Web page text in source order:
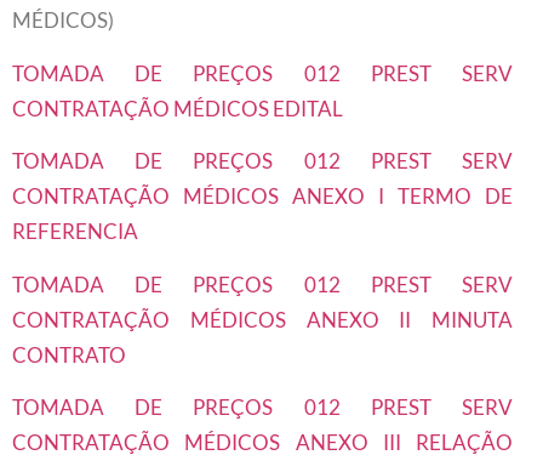
MÉDICOS)
TOMADA DE PREÇOS 012 PREST SERV
CONTRATAÇÃO MÉDICOS EDITAL
TOMADA DE PREÇOS 012 PREST SERV
CONTRATAÇÃO MÉDICOS ANEXO I TERMO DE
REFERENCIA
TOMADA DE PREÇOS 012 PREST SERV
CONTRATAÇÃO MÉDICOS ANEXO II MINUTA
CONTRATO
TOMADA DE PREÇOS 012 PREST SERV
CONTRATAÇÃO MÉDICOS ANEXO III RELAÇÃO